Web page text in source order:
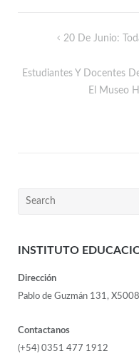
20 De Junio:
Estudiantes Y Docentes
El Museo
INSTITUTO
Dirección
Pablo de Guzmán 131,
Contactanos
(+54) 0351 477 1912